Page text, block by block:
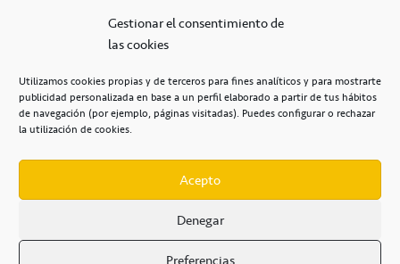
Gestionar el consentimiento de
las cookies
Utilizamos cookies propias y de terceros para fines analíticos y para mostrarte
publicidad personalizada en base a un perfil elaborado a partir de tus hábitos
de navegación (por ejemplo, páginas visitadas). Puedes configurar o rechazar
la utilización de cookies.
Acepto
Denegar
secretaria@cbcanarias.es
+34 922 253 684
Casa del Deporte / 38108 – La Laguna
POLÍTICA DE PRIVACIDAD / POLÍTICA DE COOKIES /